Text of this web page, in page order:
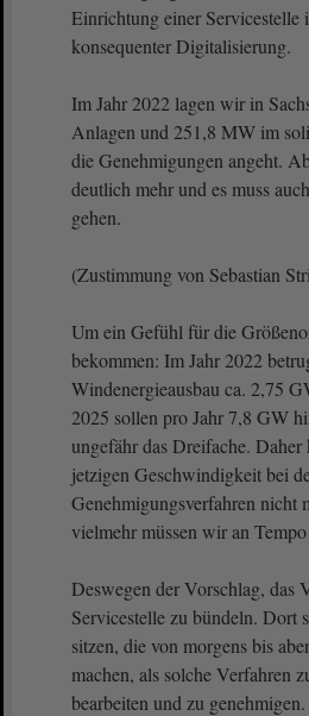
Einrichtung einer
konsequenter Digitalisierung.
Im Jahr 2022 lagen wir in
Anlagen und 251,8 MW im
die Genehmigungen angeht.
deutlich mehr und es muss
gehen.
(Zustimmung von Sebastian
Um ein Gefühl für die
bekommen: Im Jahr 2022
Windenergieausbau ca. 2,75
2025 sollen pro Jahr 7,8 GW
ungefähr das Dreifache.
jetzigen Geschwindigkeit bei
Genehmigungsverfahren nicht
vielmehr müssen wir an
Deswegen der Vorschlag, das
Servicestelle zu bündeln. Dort
sitzen, die von morgens bis
machen, als solche Verfahren
bearbeiten und zu